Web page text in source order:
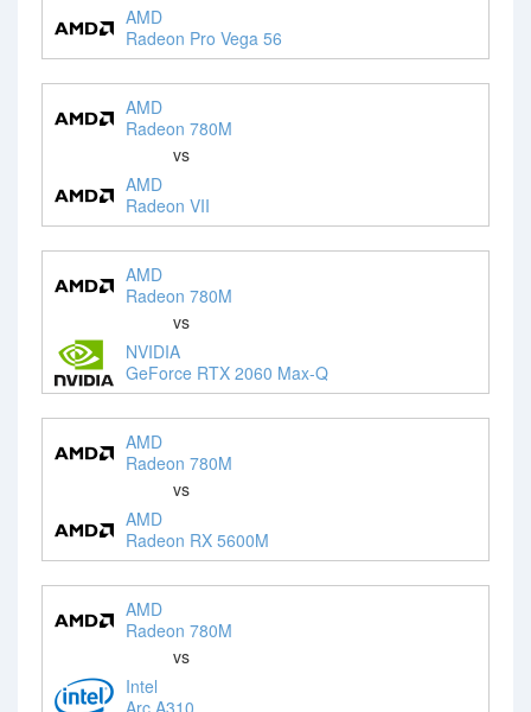
AMD
Radeon Pro Vega 56
AMD
Radeon 780M
vs
AMD
Radeon VII
AMD
Radeon 780M
vs
NVIDIA
GeForce RTX 2060 Max-Q
AMD
Radeon 780M
vs
AMD
Radeon RX 5600M
AMD
Radeon 780M
vs
Intel
Arc A310